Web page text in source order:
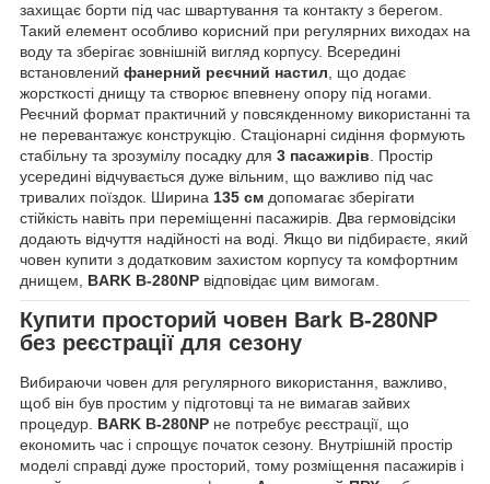
захищає борти під час швартування та контакту з берегом.
Такий елемент особливо корисний при регулярних виходах на
воду та зберігає зовнішній вигляд корпусу. Всередині
встановлений фанерний реєчний настил, що додає
жорсткості днищу та створює впевнену опору під ногами.
Реєчний формат практичний у повсякденному використанні та
не перевантажує конструкцію. Стаціонарні сидіння формують
стабільну та зрозумілу посадку для 3 пасажирів. Простір
усередині відчувається дуже вільним, що важливо під час
тривалих поїздок. Ширина 135 см допомагає зберігати
стійкість навіть при переміщенні пасажирів. Два гермовідсіки
додають відчуття надійності на воді. Якщо ви підбираєте, який
човен купити з додатковим захистом корпусу та комфортним
днищем, BARK B-280NP відповідає цим вимогам.
Купити просторий човен Bark B-280NP
без реєстрації для сезону
Вибираючи човен для регулярного використання, важливо,
щоб він був простим у підготовці та не вимагав зайвих
процедур. BARK B-280NP не потребує реєстрації, що
економить час і спрощує початок сезону. Внутрішній простір
моделі справді дуже просторий, тому розміщення пасажирів і